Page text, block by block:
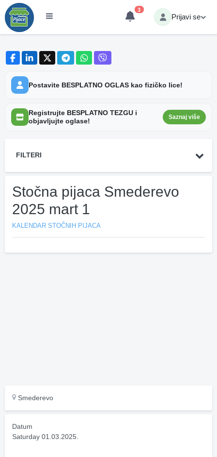
3
Prijavi se
Postavite BESPLATNO OGLAS kao fizičko lice!
Registrujte BESPLATNO TEZGU i
objavljujte oglase!
Saznaj više
FILTERI
Stočna pijaca Smederevo
2025 mart 1
KALENDAR STOČNIH PIJACA
Smederevo
Datum
Saturday 01.03.2025.